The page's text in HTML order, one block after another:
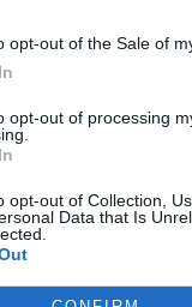
opt-out of the Sale of
opt-out of processing
opt-out of Collection,
Data that Is
Σπάρτης για
ΔΗΜΟΣ ΣΠΑΡΤΗΣ